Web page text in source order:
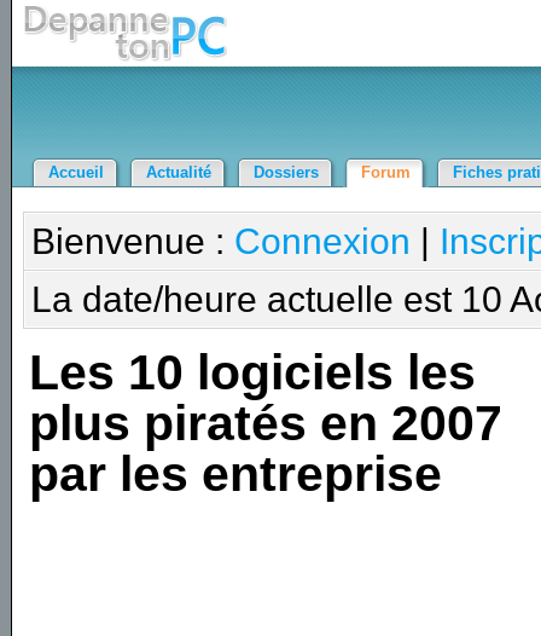
Accueil Actualité Dossiers Forum Fiches
Bienvenue : Connexion |
La date/heure actuelle est 10
Les 10 logiciels les
plus piratés en 2007
par les entreprise